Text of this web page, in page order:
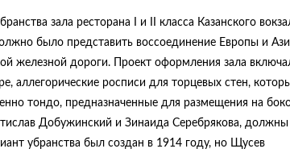
зала ресторана I и II класса Казанского
было представить воссоединение Европы и
железной дороги. Проект оформления зала
аллегорические росписи для торцевых стен,
тондо, предназначенные для размещения на
Добужинский и Зинаида Серебрякова,
убранства был создан в 1914 году, но Щусев